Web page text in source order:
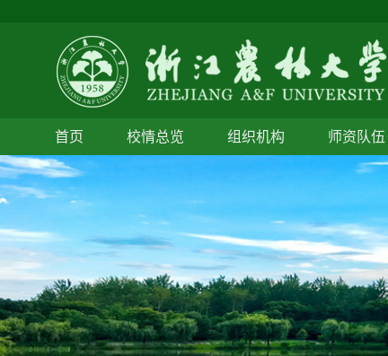
首页 校情总览 组织机构 师资队伍